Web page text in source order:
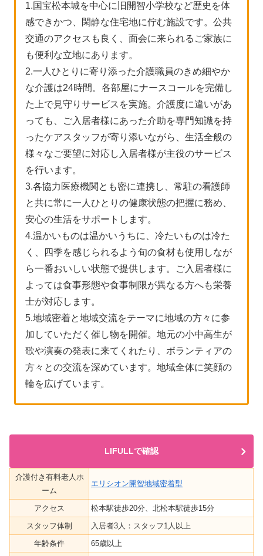
1.国宝松本城を中心に旧開智小学校など歴史を体
感できかつ、閑静な住宅地に佇む施設です。公共
交通のアクセスも良く、面会に来られるご家族に
も便利な立地にあります。
2.一人ひとりに寄り添った介護職員のきめ細やか
な介護は24時間。各部屋にナースコールを完備し
た上で見守りサービスを実施。介護度に違いがあ
っても、ご入居者様にあった介助を専門知識を持
ったケアスタッフが寄り添いながら、生活全般の
様々なご要望に対応し入居者様が主役のサービス
を行います。
3.各協力医療機関とも密に連携し、常駐の看護師
と共に常に一人ひとりの健康状態の把握に務め、
安心の生活をサポートします。
4.温かいものは温かいうちに、冷たいものは冷た
く、四季を感じられるよう旬の食材も使用しなが
ら一番おいしい状態で提供します。ご入居者様に
よっては食事形態や食事制限が異なる方へも栄養
士が対応します。
5.地域密着と地域交流をテーマに地域の方々に参
加していただく催し物を開催。地元の小中高生が
歌や演奏の発表に来てくれたり、ボランティアの
方々との交流を深めています。地域全体に笑顔の
輪を広げています。
LIFULLで確認
介護付き有料老人ホ
ーム
エリシオン開智地域密着型
アクセス
松本駅徒歩20分、北松本駅徒歩15分
スタッフ体制
入居者3人：スタッフ1人以上
年齢条件
65歳以上